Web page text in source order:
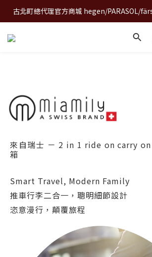
A World of Wonder 奇想世界特展｜
古北町總代理官方商城 hegen/PARASOL/
A World of Wonder 奇想世界特展｜
來自瑞士 － 2 in 1 ride on carry on
箱
Smart Travel, Modern Family
推車行李二合一，聰明細節設計
恣意漫行，顛覆旅程